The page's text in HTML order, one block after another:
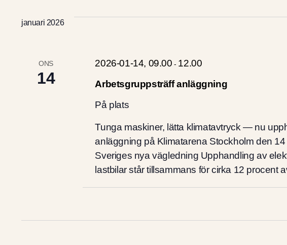
januari 2026
ONS
14 Arbetsgruppsträff anläggning
2026-01-14, 09.00 - 12.00
På plats
Tunga maskiner, lätta klimatavtryck — nu
anläggning på Klimatarena Stockholm den
Sveriges nya vägledning Upphandling av
lastbilar står tillsammans för cirka 12 procent